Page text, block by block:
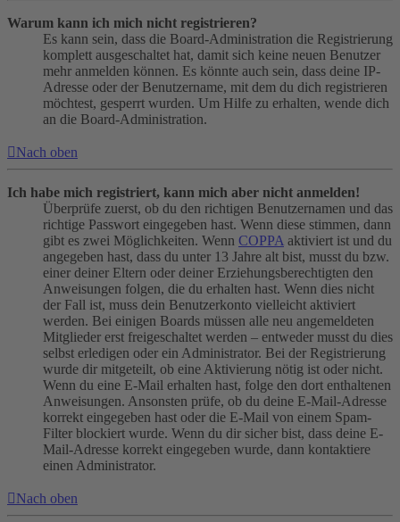
Warum kann ich mich nicht registrieren?
Es kann sein, dass die Board-Administration die Registrierung
komplett ausgeschaltet hat, damit sich keine neuen Benutzer
mehr anmelden können. Es könnte auch sein, dass deine IP-
Adresse oder der Benutzername, mit dem du dich registrieren
möchtest, gesperrt wurden. Um Hilfe zu erhalten, wende dich
an die Board-Administration.
Nach oben
Ich habe mich registriert, kann mich aber nicht anmelden!
Überprüfe zuerst, ob du den richtigen Benutzernamen und das
richtige Passwort eingegeben hast. Wenn diese stimmen, dann
gibt es zwei Möglichkeiten. Wenn COPPA aktiviert ist und du
angegeben hast, dass du unter 13 Jahre alt bist, musst du bzw.
einer deiner Eltern oder deiner Erziehungsberechtigten den
Anweisungen folgen, die du erhalten hast. Wenn dies nicht
der Fall ist, muss dein Benutzerkonto vielleicht aktiviert
werden. Bei einigen Boards müssen alle neu angemeldeten
Mitglieder erst freigeschaltet werden – entweder musst du dies
selbst erledigen oder ein Administrator. Bei der Registrierung
wurde dir mitgeteilt, ob eine Aktivierung nötig ist oder nicht.
Wenn du eine E-Mail erhalten hast, folge den dort enthaltenen
Anweisungen. Ansonsten prüfe, ob du deine E-Mail-Adresse
korrekt eingegeben hast oder die E-Mail von einem Spam-
Filter blockiert wurde. Wenn du dir sicher bist, dass deine E-
Mail-Adresse korrekt eingegeben wurde, dann kontaktiere
einen Administrator.
Nach oben